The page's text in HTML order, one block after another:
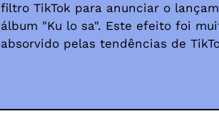
filtro TikTok para anunciar o
álbum "Ku lo sa". Este efeito foi
absorvido pelas tendências de